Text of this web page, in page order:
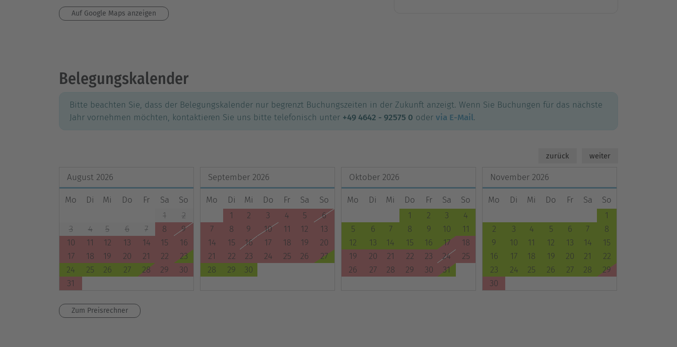
Auf Google Maps anzeigen
Belegungskalender
Bitte beachten Sie, dass der Belegungskalender nur begrenzt Buchungszeiten in der Zukunft anzeigt. Wenn Sie Buchungen für das nächste
Jahr vornehmen möchten, kontaktieren Sie uns bitte telefonisch unter +49 4642 - 92575 0 oder via E-Mail.
weiter
zurück
August 2026
Mo Di Mi Do Fr Sa
So
1
2
3
4 5 6 7 8
9
10
11 12 13 14 15
16
17
18 19 20 21 22
23
24
25 26 27 28 29
30
31
September 2026
Mo Di Mi Do Fr Sa
So
1
2 3 4 5
6
7
8 9 10 11 12
13
14
15 16 17 18 19
20
21
22 23 24 25 26
27
28
29 30
Oktober 2026
Mo Di Mi Do Fr Sa
So
1
2 3
4
5
6 7 8 9 10
11
12
13 14 15 16 17
18
19
20 21 22 23 24
25
26
27 28 29 30 31
November 2026
Mo Di Mi Do Fr Sa
So
1
2
3 4 5 6 7
8
9
10 11 12 13 14
15
16
17 18 19 20 21
22
23
24 25 26 27 28
29
30
Zum Preisrechner